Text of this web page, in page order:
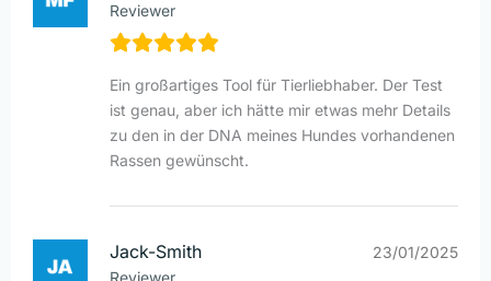
Reviewer
Ein großartiges Tool für Tierliebhaber. Der Test
ist genau, aber ich hätte mir etwas mehr Details
zu den in der DNA meines Hundes vorhandenen
Rassen gewünscht.
Jack-Smith 23/01/2025